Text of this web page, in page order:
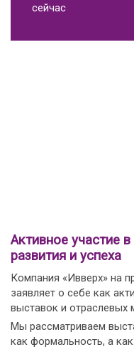
сейчас
Активное участие
развития и успеха
Компания «Ивверх» на
заявляет о себе как
выставок и отраслевых
Мы рассматриваем
как формальность, а